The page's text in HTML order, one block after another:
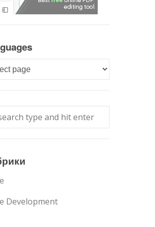
Development